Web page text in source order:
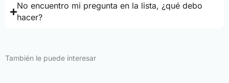
No encuentro mi pregunta en la lista, ¿qué debo
hacer?
También le puede interesar